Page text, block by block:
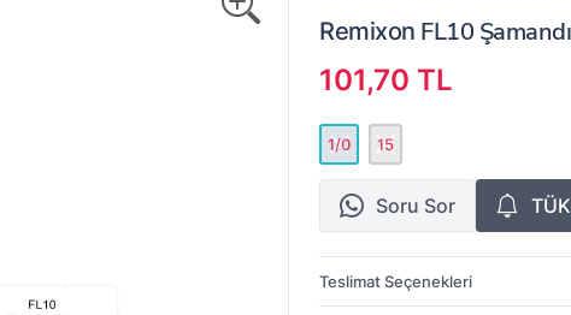
Remixon FL10
101,70 TL
1/0 15
Soru Sor
Teslimat Seçenekleri